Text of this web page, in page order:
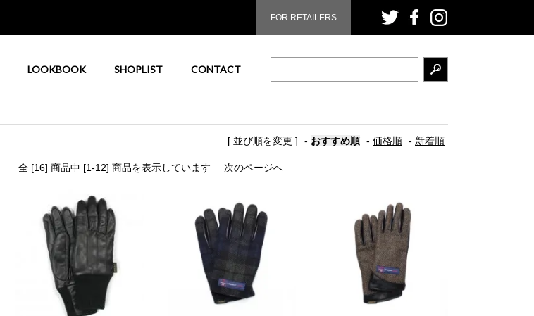
FOR RETAILERS
LOOKBOOK SHOPLIST CONTACT
[ 並び順を変更 ] - おすすめ順 - 価格順 - 新着順
全 [16] 商品中 [1-12] 商品を表示しています 次のページへ